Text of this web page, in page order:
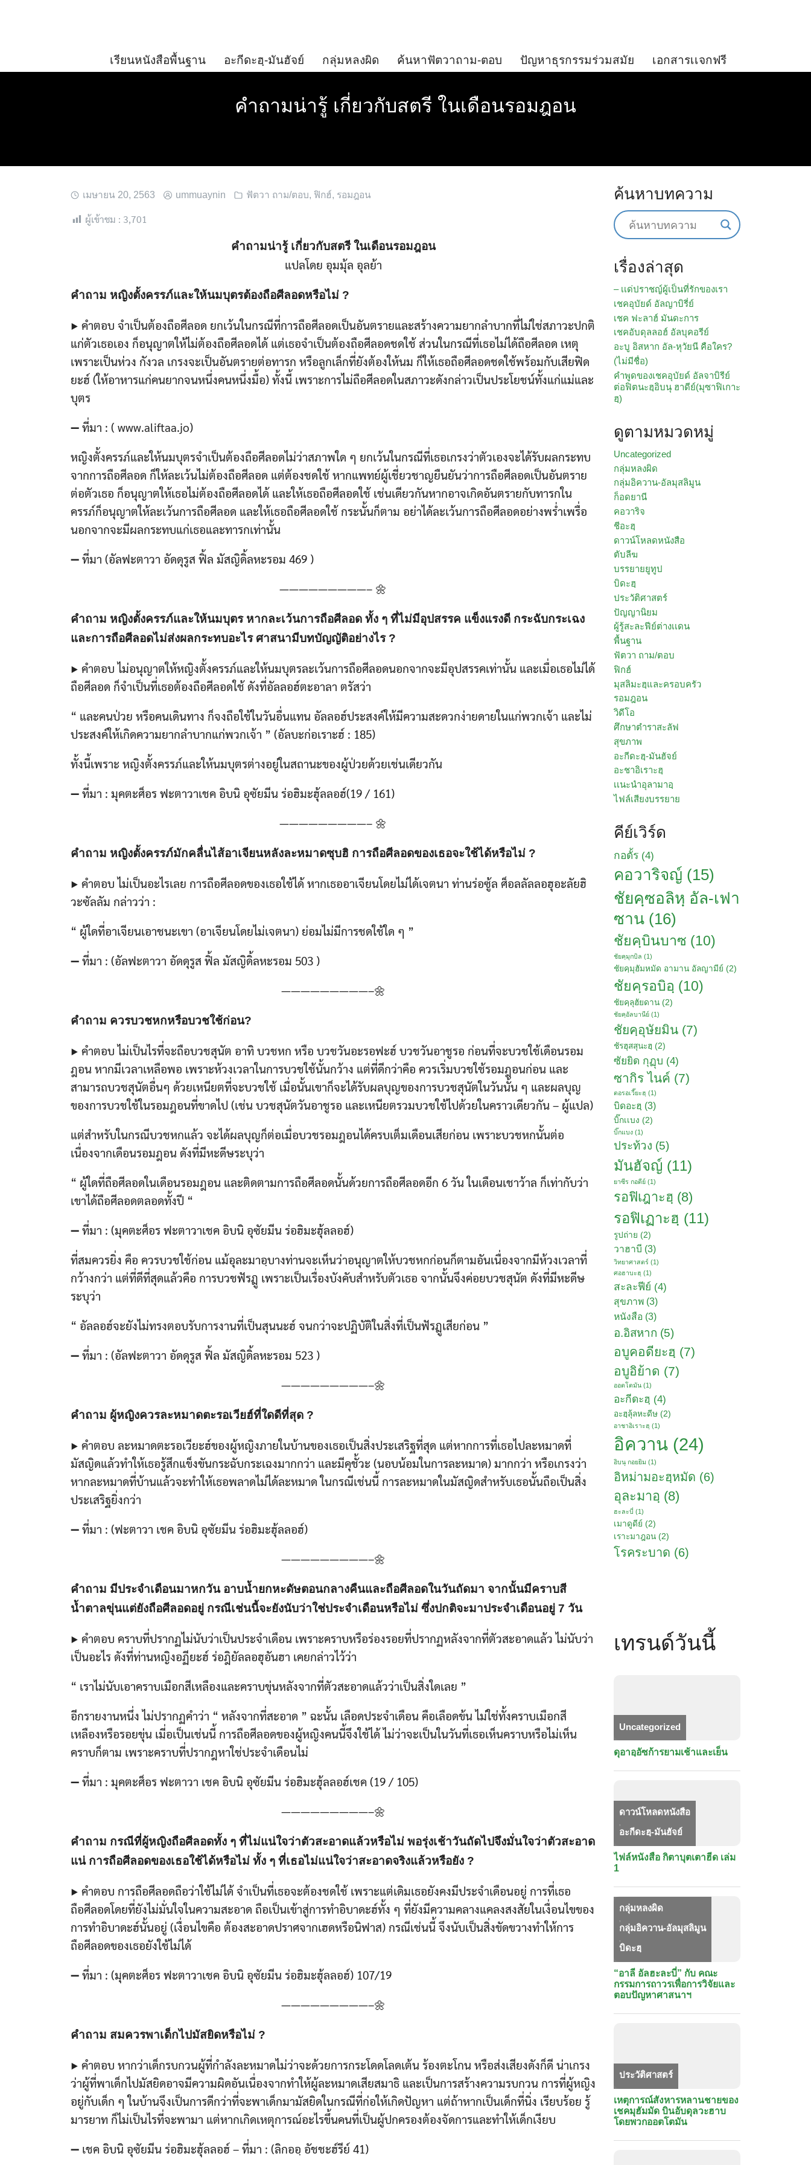
เรียนหนังสือพื้นฐาน อะกีดะฮฺ-มันฮัจย์ กลุ่มหลงผิด ค้นหาฟัตวาถาม-ตอบ ปัญหาธุรกรรมร่วมสมัย เอกสารเเจกฟรี
Search
คำถามน่ารู้ เกี่ยวกับสตรี ในเดือนรอมฎอน
เมษายน 20, 2563 ummuaynin ฟัตวา ถาม/ตอบ, ฟิกฮ์, รอมฎอน
ผู้เข้าชม : 3,701
คำถามน่ารู้ เกี่ยวกับสตรี ในเดือนรอมฎอน
แปลโดย อุมมุ้ล อุลย้า
คำถาม หญิงตั้งครรภ์และให้นมบุตรต้องถือศีลอดหรือไม่ ?
▶ คำตอบ จำเป็นต้องถือศีลอด ยกเว้นในกรณีที่การถือศีลอดเป็นอันตรายและสร้างความยากลำบากที่ไม่ใช่สภาวะปกติ
แก่ตัวเธอเอง ก็อนุญาตให้ไม่ต้องถือศีลอดได้ แต่เธอจำเป็นต้องถือศีลอดชดใช้ ส่วนในกรณีที่เธอไม่ได้ถือศีลอด เหตุ
เพราะเป็นห่วง กังวล เกรงจะเป็นอันตรายต่อทารก หรือลูกเล็กที่ยังต้องให้นม ก็ให้เธอถือศีลอดชดใช้พร้อมกับเสียฟิด
ยะฮ์ (ให้อาหารแก่คนยากจนหนึ่งคนหนึ่งมื้อ) ทั้งนี้ เพราะการไม่ถือศีลอดในสภาวะดังกล่าวเป็นประโยชน์ทั้งแก่แม่และ
บุตร
➖ ที่มา : ( www.aliftaa.jo)
หญิงตั้งครรภ์และให้นมบุตรจำเป็นต้องถือศีลอดไม่ว่าสภาพใด ๆ ยกเว้นในกรณีที่เธอเกรงว่าตัวเองจะได้รับผลกระทบ
จากการถือศีลอด ก็ให้ละเว้นไม่ต้องถือศีลอด แต่ต้องชดใช้ หากแพทย์ผู้เชี่ยวชาญยืนยันว่าการถือศีลอดเป็นอันตราย
ต่อตัวเธอ ก็อนุญาตให้เธอไม่ต้องถือศีลอดได้ และให้เธอถือศีลอดใช้ เช่นเดียวกันหากอาจเกิดอันตรายกับทารกใน
ครรภ์ก็อนุญาตให้ละเว้นการถือศีลอด และให้เธอถือศีลอดใช้ กระนั้นก็ตาม อย่าได้ละเว้นการถือศีลอดอย่างพร่ำเพรื่อ
นอกจากจะมีผลกระทบแก่เธอและทารกเท่านั้น
➖ ที่มา (อัลฟะตาวา อัดดุรูส ฟิ้ล มัสญิดิ้ลหะรอม 469 )
—————————– 🌼
คำถาม หญิงตั้งครรภ์และให้นมบุตร หากละเว้นการถือศีลอด ทั้ง ๆ ที่ไม่มีอุปสรรค แข็งแรงดี กระฉับกระเฉง
และการถือศีลอดไม่ส่งผลกระทบอะไร ศาสนามีบทบัญญัติอย่างไร ?
▶ คำตอบ ไม่อนุญาตให้หญิงตั้งครรภ์และให้นมบุตรละเว้นการถือศีลอดนอกจากจะมีอุปสรรคเท่านั้น และเมื่อเธอไม่ได้
ถือศีลอด ก็จำเป็นที่เธอต้องถือศีลอดใช้ ดังที่อัลลอฮ์ตะอาลา ตรัสว่า
“ และคนป่วย หรือคนเดินทาง ก็จงถือใช้ในวันอื่นแทน อัลลอฮ์ประสงค์ให้มีความสะดวกง่ายดายในแก่พวกเจ้า และไม่
ประสงค์ให้เกิดความยากลำบากแก่พวกเจ้า ” (อัลบะก่อเราะฮ์ : 185)
ทั้งนี้เพราะ หญิงตั้งครรภ์และให้นมบุตรต่างอยู่ในสถานะของผู้ป่วยด้วยเช่นเดียวกัน
➖ ที่มา : มุคตะศ็อร ฟะตาวาเชค อิบนิ อุซัยมีน ร่อฮิมะฮุ้ลลอฮ์(19 / 161)
—————————– 🌼
คำถาม หญิงตั้งครรภ์มักคลื่นไส้อาเจียนหลังละหมาดซุบฮิ การถือศีลอดของเธอจะใช้ได้หรือไม่ ?
▶ คำตอบ ไม่เป็นอะไรเลย การถือศีลอดของเธอใช้ได้ หากเธออาเจียนโดยไม่ได้เจตนา ท่านร่อซู้ล ศ็อลลัลลอฮุอะลัยฮิ
วะซัลลัม กล่าวว่า :
“ ผู้ใดที่อาเจียนเอาชนะเขา (อาเจียนโดยไม่เจตนา) ย่อมไม่มีการชดใช้ใด ๆ ”
➖ ที่มา : (อัลฟะตาวา อัดดุรูส ฟิ้ล มัสญิดิ้ลหะรอม 503 )
—————————–🌼
คำถาม ควรบวชหกหรือบวชใช้ก่อน?
▶ คำตอบ ไม่เป็นไรที่จะถือบวชสุนัต อาทิ บวชหก หรือ บวชวันอะรอฟะฮ์ บวชวันอาชูรอ ก่อนที่จะบวชใช้เดือนรอม
ฎอน หากมีเวลาเหลือพอ เพราะห้วงเวลาในการบวชใช้นั้นกว้าง แต่ที่ดีกว่าคือ ควรเริ่มบวชใช้รอมฎอนก่อน และ
สามารถบวชสุนัตอื่นๆ ด้วยเหนียตที่จะบวชใช้ เมื่อนั้นเขาก็จะได้รับผลบุญของการบวชสุนัตในวันนั้น ๆ และผลบุญ
ของการบวชใช้ในรอมฎอนที่ขาดไป (เช่น บวชสุนัตวันอาชูรอ และเหนียตรวมบวชใช้ไปด้วยในคราวเดียวกัน – ผู้แปล)
แต่สำหรับในกรณีบวชหกแล้ว จะได้ผลบุญก็ต่อเมื่อบวชรอมฎอนได้ครบเต็มเดือนเสียก่อน เพราะบวชหกนั้นต่อ
เนื่องจากเดือนรอมฎอน ดังที่มีหะดีษระบุว่า
“ ผู้ใดที่ถือศีลอดในเดือนรอมฎอน และติดตามการถือศีลอดนั้นด้วยการถือศีลอดอีก 6 วัน ในเดือนเชาว้าล ก็เท่ากับว่า
เขาได้ถือศีลอดตลอดทั้งปี “
➖ ที่มา : (มุคตะศ็อร ฟะตาวาเชค อิบนิ อุซัยมีน ร่อฮิมะฮุ้ลลอฮ์)
ที่สมควรยิ่ง คือ ควรบวชใช้ก่อน แม้อุละมาอฺบางท่านจะเห็นว่าอนุญาตให้บวชหกก่อนก็ตามอันเนื่องจากมีห้วงเวลาที่
กว้างกว่า แต่ที่ดีที่สุดแล้วคือ การบวชฟัรฎู เพราะเป็นเรื่องบังคับสำหรับตัวเธอ จากนั้นจึงค่อยบวชสุนัต ดังที่มีหะดีษ
ระบุว่า
“ อัลลอฮ์จะยังไม่ทรงตอบรับการงานที่เป็นสุนนะฮ์ จนกว่าจะปฏิบัติในสิ่งที่เป็นฟัรฎูเสียก่อน ”
➖ ที่มา : (อัลฟะตาวา อัดดุรูส ฟิ้ล มัสญิดิ้ลหะรอม 523 )
—————————–🌼
คำถาม ผู้หญิงควรละหมาดตะรอเวียฮ์ที่ใดดีที่สุด ?
▶ คำตอบ ละหมาดตะรอเวียะฮ์ของผู้หญิงภายในบ้านของเธอเป็นสิ่งประเสริฐที่สุด แต่หากการที่เธอไปละหมาดที่
มัสญิดแล้วทำให้เธอรู้สึกแข็งขันกระฉับกระเฉงมากกว่า และมีคุชั้วะ (นอบน้อมในการละหมาด) มากกว่า หรือเกรงว่า
หากละหมาดที่บ้านแล้วจะทำให้เธอพลาดไม่ได้ละหมาด ในกรณีเช่นนี้ การละหมาดในมัสญิดสำหรับเธอนั้นถือเป็นสิ่ง
ประเสริฐยิ่งกว่า
➖ ที่มา : (ฟะตาวา เชค อิบนิ อุซัยมีน ร่อฮิมะฮุ้ลลอฮ์)
—————————–🌼
คำถาม มีประจำเดือนมาหกวัน อาบน้ำยกหะดัษตอนกลางคืนและถือศีลอดในวันถัดมา จากนั้นมีคราบสี
น้ำตาลขุ่นแต่ยังถือศีลอดอยู่ กรณีเช่นนี้จะยังนับว่าใช่ประจำเดือนหรือไม่ ซึ่งปกติจะมาประจำเดือนอยู่ 7 วัน
▶ คำตอบ คราบที่ปรากฏไม่นับว่าเป็นประจำเดือน เพราะคราบหรือร่องรอยที่ปรากฏหลังจากที่ตัวสะอาดแล้ว ไม่นับว่า
เป็นอะไร ดังที่ท่านหญิงอฏียะฮ์ ร่อฎิยัลลอฮุอันฮา เคยกล่าวไว้ว่า
“ เราไม่นับเอาคราบเมือกสีเหลืองและคราบขุ่นหลังจากที่ตัวสะอาดแล้วว่าเป็นสิ่งใดเลย ”
อีกรายงานหนึ่ง ไม่ปรากฏคำว่า “ หลังจากที่สะอาด ” ฉะนั้น เลือดประจำเดือน คือเลือดข้น ไม่ใช่ทั้งคราบเมือกสี
เหลืองหรือรอยขุ่น เมี่อเป็นเช่นนี้ การถือศีลอดของผู้หญิงคนนี้จึงใช้ได้ ไม่ว่าจะเป็นในวันที่เธอเห็นคราบหรือไม่เห็น
คราบก็ตาม เพราะคราบที่ปรากฎหาใช่ประจำเดือนไม่
➖ ที่มา : มุคตะศ็อร ฟะตาวา เชค อิบนิ อุซัยมีน ร่อฮิมะฮุ้ลลอฮ์เชค (19 / 105)
—————————–🌼
คำถาม กรณีที่ผู้หญิงถือศีลอดทั้ง ๆ ที่ไม่แน่ใจว่าตัวสะอาดแล้วหรือไม่ พอรุ่งเช้าวันถัดไปจึงมั่นใจว่าตัวสะอาด
แน่ การถือศีลอดของเธอใช้ได้หรือไม่ ทั้ง ๆ ที่เธอไม่แน่ใจว่าสะอาดจริงแล้วหรือยัง ?
▶ คำตอบ การถือศีลอดถือว่าใช้ไม่ได้ จำเป็นที่เธอจะต้องชดใช้ เพราะแต่เดิมเธอยังคงมีประจำเดือนอยู่ การที่เธอ
ถือศีลอดโดยที่ยังไม่มั่นใจในความสะอาด ถือเป็นเข้าสู่การทำอิบาดะฮ์ทั้ง ๆ ที่ยังมีความคลางแคลงสงสัยในเงื่อนไขของ
การทำอิบาดะฮ์นั้นอยู่ (เงื่อนไขคือ ต้องสะอาดปราศจากเฮดหรือนิฟาส) กรณีเช่นนี้ จึงนับเป็นสิ่งขัดขวางทำให้การ
ถือศีลอดของเธอยังใช้ไม่ได้
➖ ที่มา : (มุคตะศ็อร ฟะตาวาเชค อิบนิ อุซัยมีน ร่อฮิมะฮุ้ลลอฮ์) 107/19
—————————–🌼
คำถาม สมควรพาเด็กไปมัสยิดหรือไม่ ?
▶ คำตอบ หากว่าเด็กรบกวนผู้ที่กำลังละหมาดไม่ว่าจะด้วยการกระโดดโลดเต้น ร้องตะโกน หรือส่งเสียงดังก็ดี น่าเกรง
ว่าผู้ที่พาเด็กไปมัสยิดอาจมีความผิดอันเนื่องจากทำให้ผู้ละหมาดเสียสมาธิ และเป็นการสร้างความรบกวน การที่ผู้หญิง
อยู่กับเด็ก ๆ ในบ้านจึงเป็นการดีกว่าที่จะพาเด็กมามัสยิดในกรณีที่ก่อให้เกิดปัญหา แต่ถ้าหากเป็นเด็กที่นิ่ง เรียบร้อย รู้
มารยาท ก็ไม่เป็นไรที่จะพามา แต่หากเกิดเหตุการณ์อะไรขึ้นคนที่เป็นผู้ปกครองต้องจัดการและทำให้เด็กเงียบ
➖ เชค อิบนิ อุซัยมีน ร่อฮิมะฮุ้ลลอฮ์ – ที่มา : (ลิกออฺ อัชชะฮ์รีย์ 41)
ค้นหาบทความ
เรื่องล่าสุด
– เเด่ปราชญ์ผู้เป็นที่รักของเรา
เชคอุบัยด์ อัลญาบิรี่ย์
เชค ฟะลาฮ์ มันดะการ
เชคอับดุลลอฮ์ อัลบุคอรีย์
อะบู อิสหาก อัล-หุวัยนี คือใคร?
(ไม่มีชื่อ)
คำพูดของเชคอุบัยด์ อัลจาบิรีย์
ต่อฟิตนะฮฺอิบนุ ฮาดีย์(มุซาฟิเกาะ
ฮฺ)
ดูตามหมวดหมู่
Uncategorized
กลุ่มหลงผิด
กลุ่มอิควาน-อัลมุสลิมูน
ก็อดยานี
คอวาริจ
ชีอะฮฺ
ดาวน์โหลดหนังสือ
ตับลีฆ
บรรยายยูทูป
บิดะฮฺ
ประวัติศาสตร์
ปัญญานิยม
ผู้รู้สะละฟีย์ต่างเเดน
พื้นฐาน
ฟัตวา ถาม/ตอบ
ฟิกฮ์
มุสลิมะฮฺและครอบครัว
รอมฎอน
วิดีโอ
ศึกษาตำราสะลัฟ
สุขภาพ
อะกีดะฮฺ-มันฮัจย์
อะชาอิเราะฮฺ
เเนะนำอุลามาอฺ
ไฟล์เสียงบรรยาย
คีย์เวิร์ด
กอดั้ร (4)
คอวาริจญ์ (15)
ชัยคฺซอลิหฺ​ อัล-เฟา
ซาน (16)
ชัยคฺบินบาซ (10)
ชัยคฺมุกบิล (1)
ชัยคฺมุฮัมหมัด อามาน อัลญามีย์ (2)
ชัยคฺรอบิอฺ (10)
ชัยคฺลุฮัยดาน (2)
ชัยคฺอัลบานีย์ (1)
ชัยคฺอุษัยมิน (7)
ชัรฮุสสุนะฮฺ (2)
ซัยยิด กุฏุบ (4)
ซากิร ไนค์ (7)
ตอรอเวี๊ยะฮฺ (1)
บิดอะฮฺ (3)
บิ๊กเเบง (2)
บิ๊กแบง (1)
ประท้วง (5)
มันฮัจญ์ (11)
ยาซีร กอดีย์ (1)
รอฟิเฎาะฮฺ (8)
รอฟิเฏาะฮฺ (11)
รูปถ่าย (2)
วาฮาบี (3)
วิทยาศาสตร์ (1)
ศอฮาบะฮฺ (1)
สะละฟีย์ (4)
สุขภาพ (3)
หนังสือ (3)
อ.อิสหาก (5)
อบูคอดียะฮฺ (7)
อบูอิย้าด (7)
ออตโตมัน (1)
อะกีดะฮฺ (4)
อะฮฺลุ้ลหะดีษ (2)
อาชาอิเราะฮฺ (1)
อิควาน (24)
อิบนุ กอยยิม (1)
อิหม่ามอะฮฺหมัด (6)
อุละมาอฺ (8)
ฮะละบี่ (1)
เมาดูดีย์ (2)
เราะมาฎอน (2)
โรคระบาด (6)
เทรนด์วันนี้
Uncategorized
ดุอาอฺอัซก้ารยามเช้าและเย็น
ดาวน์โหลดหนังสือ
อะกีดะฮฺ-มันฮัจย์
ไฟล์หนังสือ กิตาบุตเตาฮีด เล่ม
1
กลุ่มหลงผิด
กลุ่มอิควาน-อัลมุสลิมูน
บิดะฮฺ
“อาลี อัลฮะละบี่” กับ คณะ
กรรมการถาวรเพื่อการวิจัยและ
ตอบปัญหาศาสนาฯ
ประวัติศาสตร์
เหตุการณ์สังหารหลานชายของ
เชคมุฮัมมัด บินอับดุลวะฮาบ
โดยพวกออตโตมัน